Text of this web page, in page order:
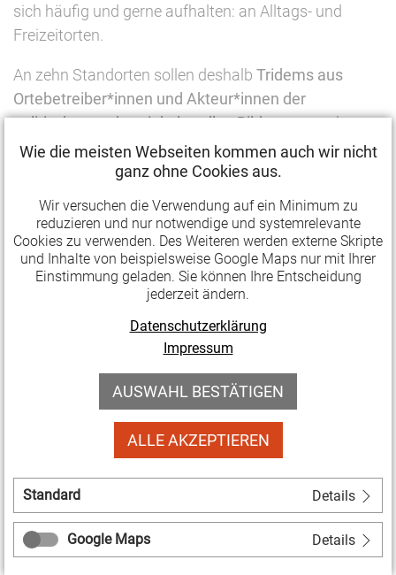
sich häufig und gerne aufhalten: an Alltags- und
Freizeitorten.
An zehn Standorten sollen deshalb Tridems aus
Ortebetreiber*innen und Akteur*innen der
politischen und soziokulturellen Bildungentstehen.
Die Tridems nutzen das Potenzial vorhandener
Alltags- oder Freizeitorte, greifen die Themen der
ihnen Ideen und werden im Sinne von
Demokratiestärkung gestalterisch und produktiv
tätig. Das kann beispielsweise ein Audio-Walk durch
ein Einkaufszentrum, ein Poetry-Slam in einem
einer Bibliothek sein – aber natürlich auch noch vieles
Voraussetzungen für eine Antragstellung:
Gemeinnützigkeit der antragstellenden
Beantragung zusammen mit mindestens einem
Tridem-Partner (Alltags- oder Freizeitort
und/oder aus den Bereichen Soziokultur
und/oder politische Bildung)
Wie die meisten Webseiten kommen auch wir nicht
ganz ohne Cookies aus.
Wir versuchen die Verwendung auf ein Minimum zu
reduzieren und nur notwendige und systemrelevante
Cookies zu verwenden. Des Weiteren werden externe Skripte
und Inhalte von beispielsweise Google Maps nur mit Ihrer
Einstimmung geladen. Sie können Ihre Entscheidung
jederzeit ändern.
Datenschutzerklärung
Impressum
AUSWAHL BESTÄTIGEN
ALLE AKZEPTIEREN
Standard Details
Google Maps Details